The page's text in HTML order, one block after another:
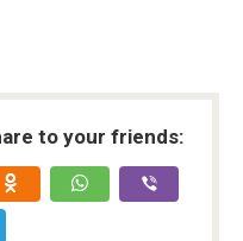
to your friends: